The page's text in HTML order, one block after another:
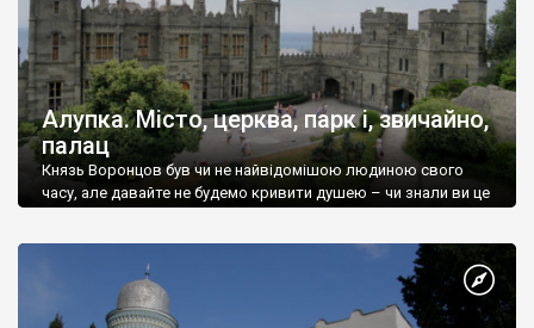
Алупка. Місто, церква, парк і, звичайно,
палац
Князь Воронцов був чи не найвідомішою людиною свого
часу, але давайте не будемо кривити душею – чи знали ви це